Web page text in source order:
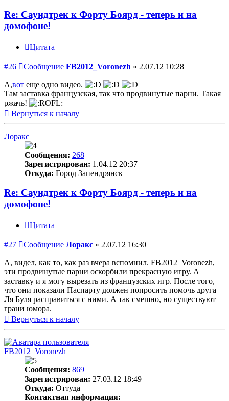
Re: Саундтрек к Форту Боярд - теперь и на
домофоне!
Цитата
#26 Сообщение FB2012_Voronezh » 2.07.12 10:28
А,вот еще одно видео.
Там заставка французская, так что продвинутые парни. Такая
ржачь!
Вернуться к началу
Лоракс
Сообщения: 268
Зарегистрирован: 1.04.12 20:37
Откуда: Город Запендрянск
Re: Саундтрек к Форту Боярд - теперь и на
домофоне!
Цитата
#27 Сообщение Лоракс » 2.07.12 16:30
А, видел, как то, как раз вчера вспомнил. FB2012_Voronezh,
эти продвинутые парни оскорбили прекрасную игру. А
заставку и я могу вырезать из французских игр. После того,
что они показали Паспарту должен попросить помочь друга
Ля Буля расправиться с ними. А так смешно, но существуют
грани юмора.
Вернуться к началу
FB2012_Voronezh
Сообщения: 869
Зарегистрирован: 27.03.12 18:49
Откуда: Оттуда
Контактная информация: